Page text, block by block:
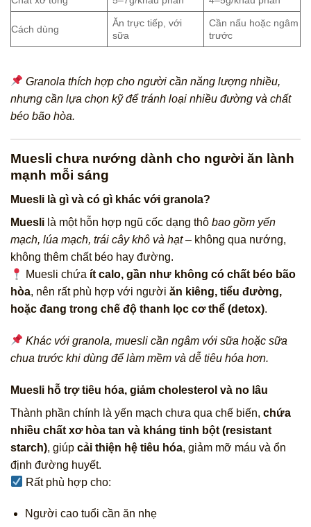
Cách dùng
Ăn trực tiếp, với
sữa
Cần nấu hoặc ngâm
trước
Granola thích hợp cho người cần năng lượng nhiều,
nhưng cần lựa chọn kỹ để tránh loại nhiều đường và chất
béo bão hòa.
Muesli chưa nướng dành cho người ăn lành
mạnh mỗi sáng
Muesli là gì và có gì khác với granola?
Muesli là một hỗn hợp ngũ cốc dạng thô bao gồm yến
mạch, lúa mạch, trái cây khô và hạt– không qua nướng,
không thêm chất béo hay đường.
Muesli chứa ít calo, gần như không có chất béo bão
hòa, nên rất phù hợp với người ăn kiêng, tiểu đường,
hoặc đang trong chế độ thanh lọc cơ thể (detox).
Khác với granola, muesli cần ngâm với sữa hoặc sữa
chua trước khi dùng để làm mềm và dễ tiêu hóa hơn.
Muesli hỗ trợ tiêu hóa, giảm cholesterol và no lâu
Thành phần chính là yến mạch chưa qua chế biến, chứa
nhiều chất xơ hòa tan và kháng tinh bột (resistant
starch), giúp cải thiện hệ tiêu hóa, giảm mỡ máu và ổn
định đường huyết.
Rất phù hợp cho:
Người cao tuổi cần ăn nhẹ